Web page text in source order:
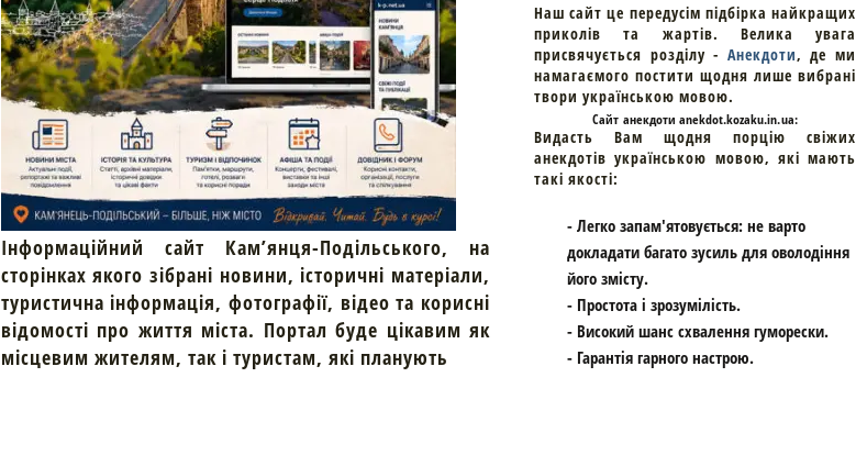
Інформаційний сайт Кам’янця-Подільського, на
сторінках якого зібрані новини, історичні матеріали,
туристична інформація, фотографії, відео та корисні
відомості про життя міста. Портал буде цікавим як
місцевим жителям, так і туристам, які планують
Наш сайт це передусім підбірка найкращих
приколів та жартів. Велика увага
присвячується розділу - Анекдоти, де ми
намагаємого постити щодня лише вибрані
твори українською мовою.
Cайт анекдоти anekdot.kozaku.in.ua:
Видасть Вам щодня порцію свіжих
анекдотів українською мовою, які мають
такі якості:
- Легко запам'ятовується: не варто
докладати багато зусиль для оволодіння
його змісту.
- Простота і зрозумілість.
- Високий шанс схвалення гуморески.
- Гарантія гарного настрою.